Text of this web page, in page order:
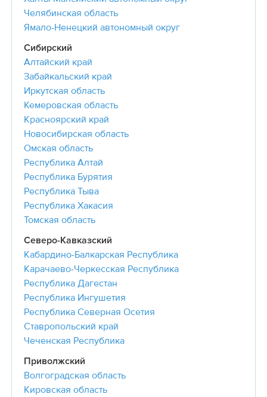
Челябинская область
Ямало-Ненецкий автономный округ
Сибирский
Алтайский край
Забайкальский край
Иркутская область
Кемеровская область
Красноярский край
Новосибирская область
Омская область
Республика Алтай
Республика Бурятия
Республика Тыва
Республика Хакасия
Томская область
Северо-Кавказский
Кабардино-Балкарская Республика
Карачаево-Черкесская Республика
Республика Дагестан
Республика Ингушетия
Республика Северная Осетия
Ставропольский край
Чеченская Республика
Приволжский
Волгоградская область
Кировская область